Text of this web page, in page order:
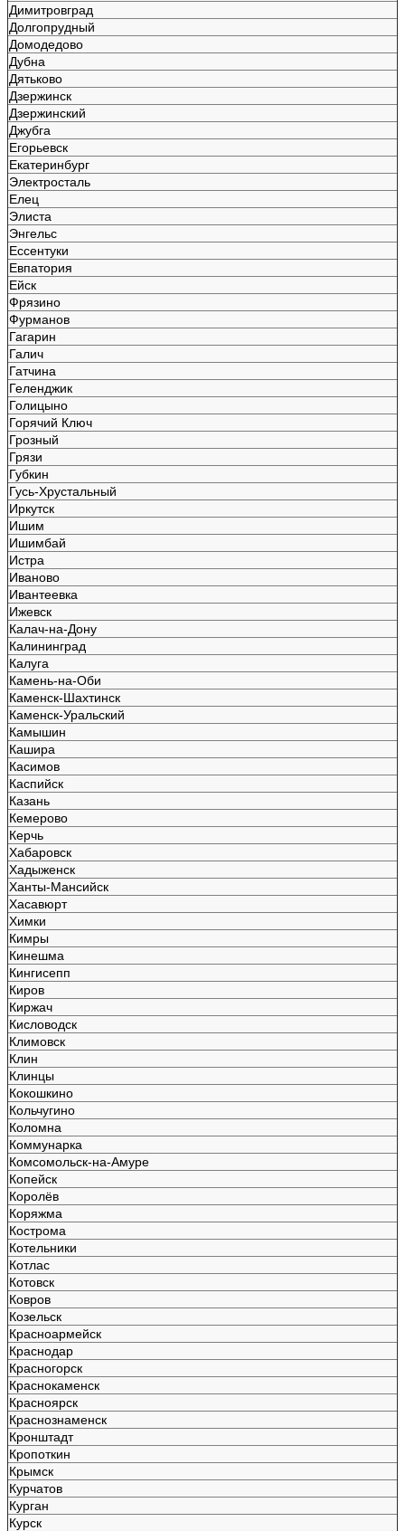
Димитровград
Долгопрудный
Домодедово
Дубна
Дятьково
Дзержинск
Дзержинский
Джубга
Егорьевск
Екатеринбург
Электросталь
Елец
Элиста
Энгельс
Ессентуки
Евпатория
Ейск
Фрязино
Фурманов
Гагарин
Галич
Гатчина
Геленджик
Голицыно
Горячий Ключ
Грозный
Грязи
Губкин
Гусь-Хрустальный
Иркутск
Ишим
Ишимбай
Истра
Иваново
Ивантеевка
Ижевск
Калач-на-Дону
Калининград
Калуга
Камень-на-Оби
Каменск-Шахтинск
Каменск-Уральский
Камышин
Кашира
Касимов
Каспийск
Казань
Кемерово
Керчь
Хабаровск
Хадыженск
Ханты-Мансийск
Хасавюрт
Химки
Кимры
Кинешма
Кингисепп
Киров
Киржач
Кисловодск
Климовск
Клин
Клинцы
Кокошкино
Кольчугино
Коломна
Коммунарка
Комсомольск-на-Амуре
Копейск
Королёв
Коряжма
Кострома
Котельники
Котлас
Котовск
Ковров
Козельск
Красноармейск
Краснодар
Красногорск
Краснокаменск
Красноярск
Краснознаменск
Кронштадт
Кропоткин
Крымск
Курчатов
Курган
Курск